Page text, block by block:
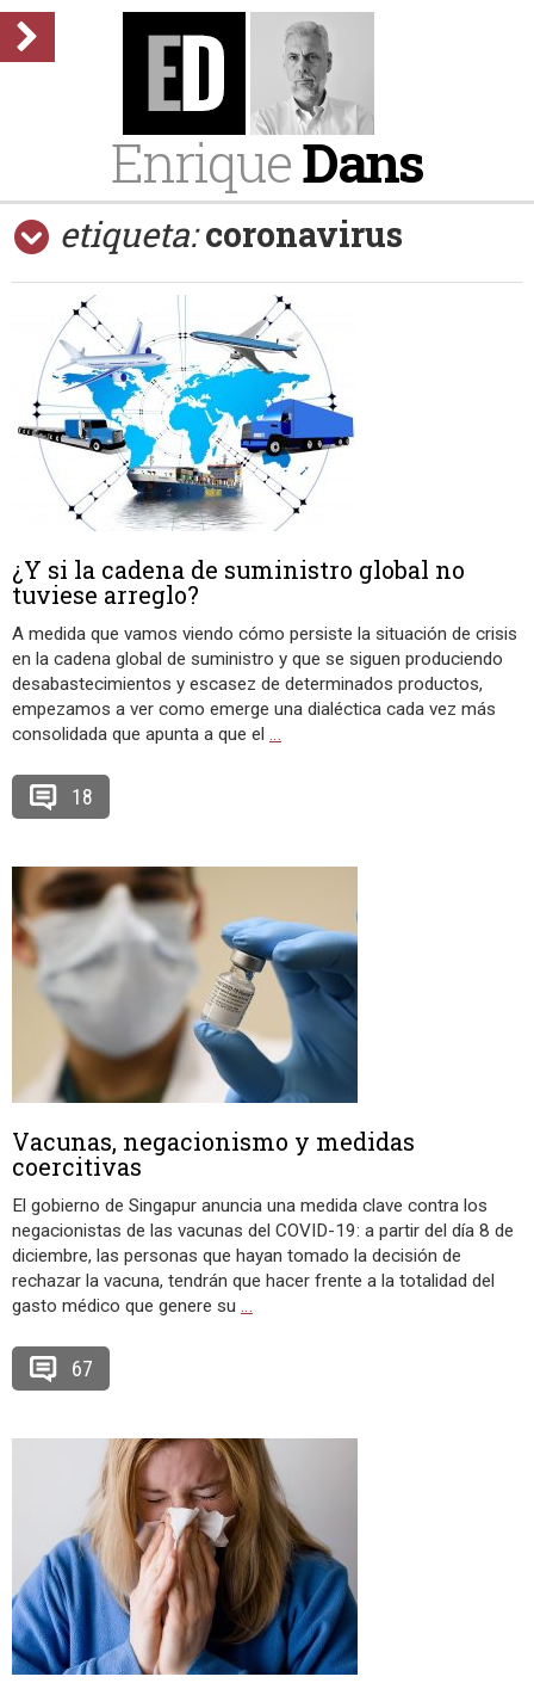
EnriqueDans
etiqueta: coronavirus
¿Y si la cadena de suministro global no
tuviese arreglo?
A medida que vamos viendo cómo persiste la situación de crisis
en la cadena global de suministro y que se siguen produciendo
desabastecimientos y escasez de determinados productos,
empezamos a ver como emerge una dialéctica cada vez más
consolidada que apunta a que el …
18
Vacunas, negacionismo y medidas
coercitivas
El gobierno de Singapur anuncia una medida clave contra los
negacionistas de las vacunas del COVID-19: a partir del día 8 de
diciembre, las personas que hayan tomado la decisión de
rechazar la vacuna, tendrán que hacer frente a la totalidad del
gasto médico que genere su …
67